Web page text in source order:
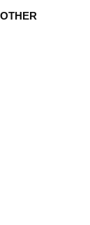
OTHER